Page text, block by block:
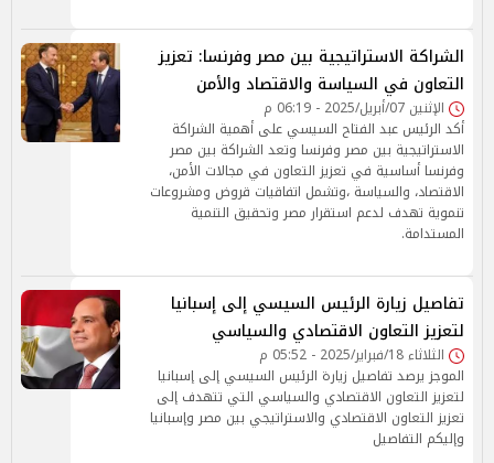
الشراكة الاستراتيجية بين مصر وفرنسا: تعزيز
التعاون في السياسة والاقتصاد والأمن
الإثنين 07/أبريل/2025 - 06:19 م
أكد الرئيس عبد الفتاح السيسي على أهمية الشراكة
الاستراتيجية بين مصر وفرنسا وتعد الشراكة بين مصر
وفرنسا أساسية في تعزيز التعاون في مجالات الأمن،
الاقتصاد، والسياسة ،وتشمل اتفاقيات قروض ومشروعات
تنموية تهدف لدعم استقرار مصر وتحقيق التنمية
المستدامة.
تفاصيل زيارة الرئيس السيسي إلى إسبانيا
لتعزيز التعاون الاقتصادي والسياسي
الثلاثاء 18/فبراير/2025 - 05:52 م
الموجز يرصد تفاصيل زيارة الرئيس السيسي إلى إسبانيا
لتعزيز التعاون الاقتصادي والسياسي التي تتهدف إلى
تعزيز التعاون الاقتصادي والاستراتيجي بين مصر وإسبانيا
وإليكم التفاصيل